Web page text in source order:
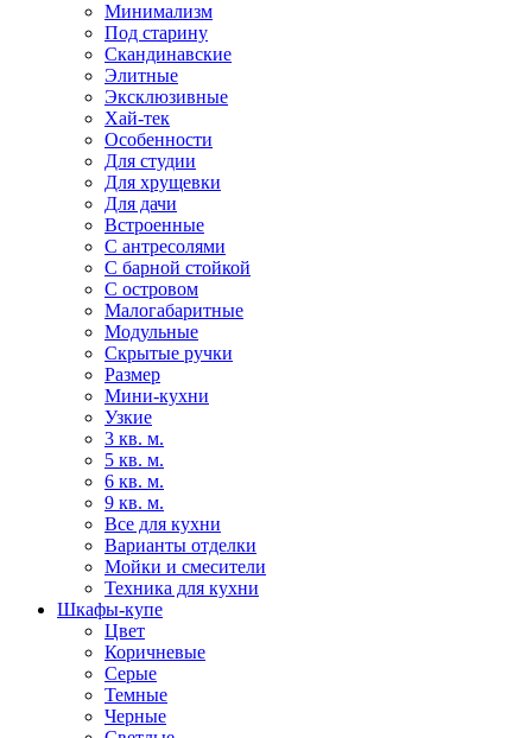
Минимализм
Под старину
Скандинавские
Элитные
Эксклюзивные
Хай-тек
Особенности
Для студии
Для хрущевки
Для дачи
Встроенные
С антресолями
С барной стойкой
С островом
Малогабаритные
Модульные
Скрытые ручки
Размер
Мини-кухни
Узкие
3 кв. м.
5 кв. м.
6 кв. м.
9 кв. м.
Все для кухни
Варианты отделки
Мойки и смесители
Техника для кухни
Шкафы-купе
Цвет
Коричневые
Серые
Темные
Черные